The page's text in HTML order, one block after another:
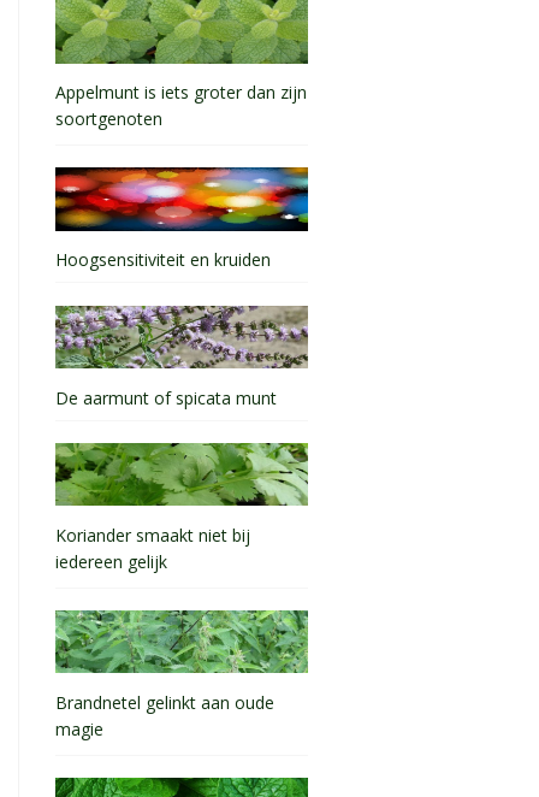
Appelmunt is iets groter dan zijn
soortgenoten
Hoogsensitiviteit en kruiden
De aarmunt of spicata munt
Koriander smaakt niet bij
iedereen gelijk
Brandnetel gelinkt aan oude
magie